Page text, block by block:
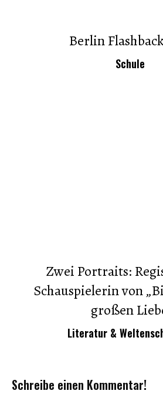
Berlin
Schule
Zwei Portraits:
Schauspielerin von
großen
Literatur &
Schreibe einen Kommentar!